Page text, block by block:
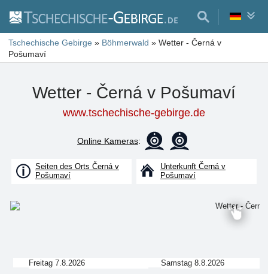
Tschechische Gebirge » Böhmerwald » Wetter - Černá v
Pošumaví
Wetter - Černá v Pošumaví
www.tschechische-gebirge.de
Online Kameras:
Seiten des Orts Černá v
Pošumaví
Unterkunft Černá v
Pošumaví
Freitag 7.8.2026 Samstag 8.8.2026